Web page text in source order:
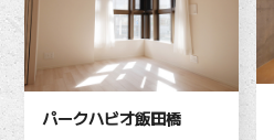
パークハビオ飯田橋